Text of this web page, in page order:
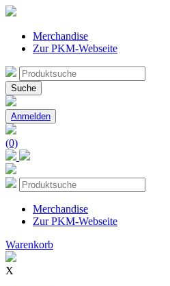
Merchandise
Zur PKM-Webseite
Suche
nach:
Suche
Anmelden
(0)
Merchandise
Zur PKM-Webseite
Warenkorb
X